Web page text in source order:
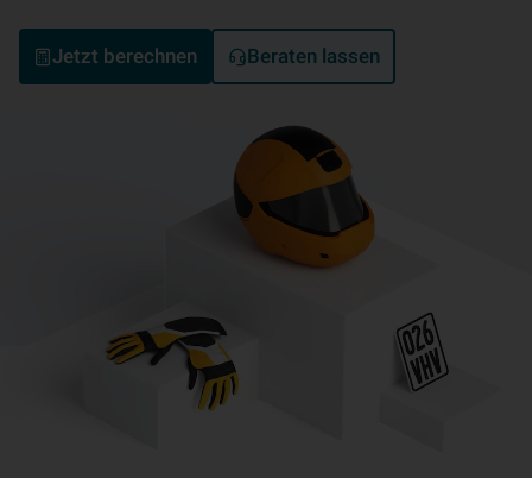
Jetzt berechnen Beraten lassen